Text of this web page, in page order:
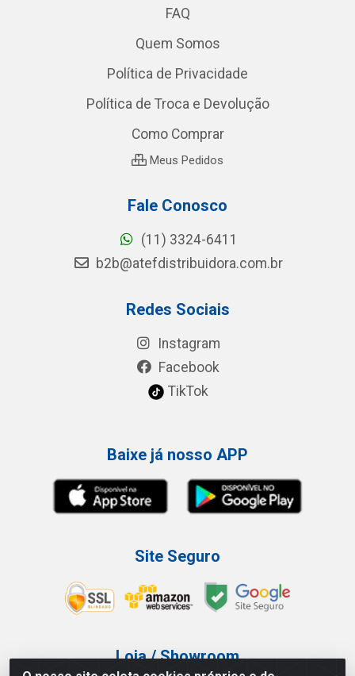
FAQ
Quem Somos
Política de Privacidade
Política de Troca e Devolução
Como Comprar
Meus Pedidos
Fale Conosco
(11) 3324-6411
b2b@atefdistribuidora.com.br
Redes Sociais
Instagram
Facebook
TikTok
Baixe já nosso APP
Site Seguro
Loja / Showroom